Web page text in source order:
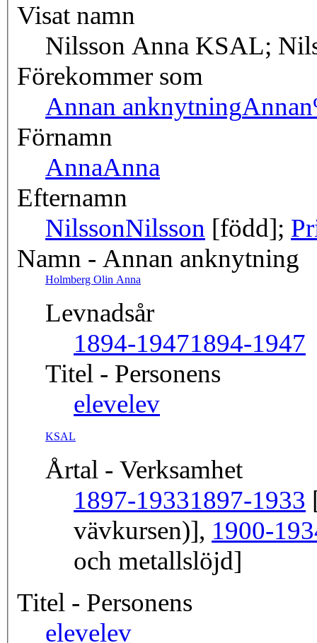
Visat namn
Nilsson Anna KSAL;
Förekommer som
Annan anknytning
Förnamn
AnnaAnna
Efternamn
NilssonNilsson [född];
Namn - Annan anknytning
Holmberg Olin Anna
Levnadsår
1894-19471894-1947
Titel - Personens
elevelev
KSAL
Årtal - Verksamhet
1897-19331897-1933
vävkursen)], 1900-
och metallslöjd]
Titel - Personens
elevelev